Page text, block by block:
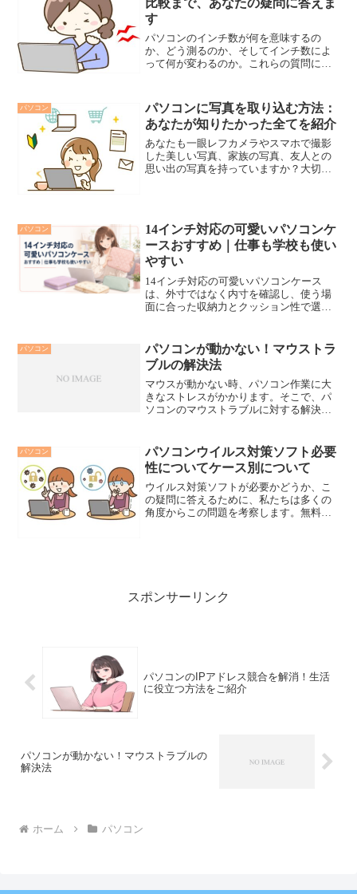
作環境を維持しましょう。
す
パソコンのインチ数が何を意味するの
か、どう測るのか、そしてインチ数によ
って何が変わるのか。これらの質問に答
キーワードを多角的に探求し、あなたが
知りたいと思っている情報を...
パソコン
パソコンに写真を取り込む方法：
あなたが知りたかった全てを紹介
あなたも一眼レフカメラやスマホで撮影
した美しい写真、家族の写真、友人との
思い出の写真を持っていますか？大切な
パソコン
14インチ対応の可愛いパソコンケ
ースおすすめ｜仕事も学校も使い
やすい
14インチ対応の可愛いパソコンケース
は、外寸ではなく内寸を確認し、使う場
面に合った収納力とクッション性で選ぶ
けでなく、持ち手・ポケット・撥水性ま
で確認すると、毎日の持ち...
パソコン
パソコンが動かない！マウストラ
ブルの解決法
マウスが動かない時、パソコン作業に大
きなストレスがかかります。そこで、パ
ソコンのマウストラブルに対する解決法
グを行い、快適なパソコン環境を取り戻
しましょう。ストレスフリーな作業環境
で、より効率的に楽しく作業ができるこ
とを願っています。
パソコン
パソコンウイルス対策ソフト必要
性についてケース別について
ウイルス対策ソフトが必要かどうか、こ
の疑問に答えるために、私たちは多くの
角度からこの問題を考察します。無料の
スポンサーリンク
パソコンのIPアドレス競合を解消！生活
に役立つ方法をご紹介
パソコンが動かない！マウストラブルの
解決法
ホーム パソコン